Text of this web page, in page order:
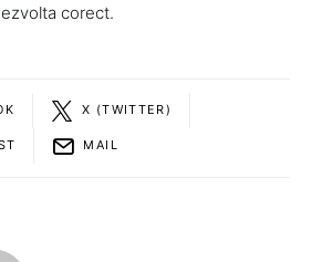
corect.
X (TWITTER)
MAIL